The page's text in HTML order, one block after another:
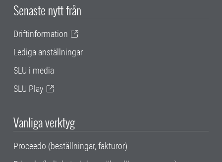
Senaste nytt från
Driftinformation
Lediga anställningar
SLU i media
SLU Play
Vanliga verktyg
Proceedo (beställningar, fakturor)